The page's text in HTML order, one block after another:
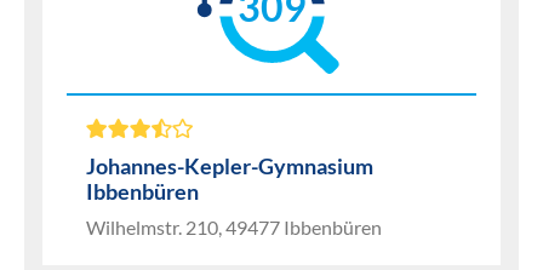
Johannes-Kepler-Gymnasium
Ibbenbüren
Wilhelmstr. 210, 49477 Ibbenbüren